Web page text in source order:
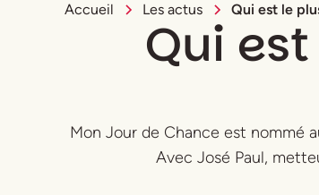
Accueil Les actus Qui est le
Qui
Mon Jour de Chance est nommé
Avec José Paul,